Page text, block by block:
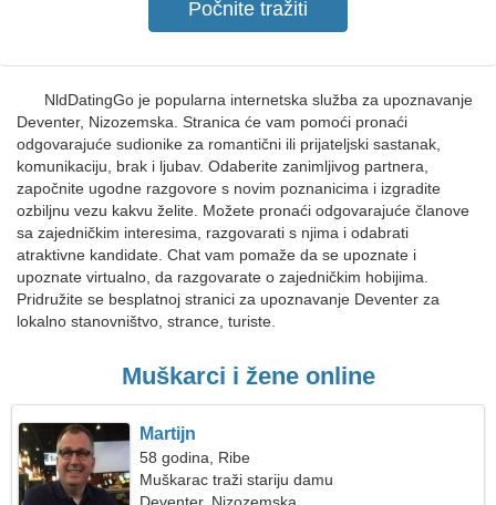
NldDatingGo je popularna internetska služba za upoznavanje
Deventer, Nizozemska. Stranica će vam pomoći pronaći
odgovarajuće sudionike za romantični ili prijateljski sastanak,
komunikaciju, brak i ljubav. Odaberite zanimljivog partnera,
započnite ugodne razgovore s novim poznanicima i izgradite
ozbiljnu vezu kakvu želite. Možete pronaći odgovarajuće članove
sa zajedničkim interesima, razgovarati s njima i odabrati
atraktivne kandidate. Chat vam pomaže da se upoznate i
upoznate virtualno, da razgovarate o zajedničkim hobijima.
Pridružite se besplatnoj stranici za upoznavanje Deventer za
lokalno stanovništvo, strance, turiste.
Muškarci i žene online
Martijn
58 godina, Ribe
Muškarac traži stariju damu